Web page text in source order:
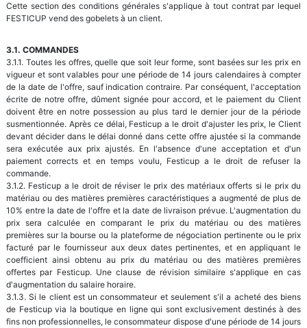
Cette section des conditions générales s'applique à tout contrat par lequel
FESTICUP vend des gobelets à un client.
3.1. COMMANDES
3.1.1. Toutes les offres, quelle que soit leur forme, sont basées sur les prix en
vigueur et sont valables pour une période de 14 jours calendaires à compter
de la date de l'offre, sauf indication contraire. Par conséquent, l'acceptation
écrite de notre offre, dûment signée pour accord, et le paiement du Client
doivent être en notre possession au plus tard le dernier jour de la période
susmentionnée. Après ce délai, Festicup a le droit d'ajuster les prix, le Client
devant décider dans le délai donné dans cette offre ajustée si la commande
sera exécutée aux prix ajustés. En l'absence d'une acceptation et d'un
paiement corrects et en temps voulu, Festicup a le droit de refuser la
commande.
3.1.2. Festicup a le droit de réviser le prix des matériaux offerts si le prix du
matériau ou des matières premières caractéristiques a augmenté de plus de
10% entre la date de l'offre et la date de livraison prévue. L'augmentation du
prix sera calculée en comparant le prix du matériau ou des matières
premières sur la bourse ou la plateforme de négociation pertinente ou le prix
facturé par le fournisseur aux deux dates pertinentes, et en appliquant le
coefficient ainsi obtenu au prix du matériau ou des matières premières
offertes par Festicup. Une clause de révision similaire s'applique en cas
d'augmentation du salaire horaire.
3.1.3. Si le client est un consommateur et seulement s'il a acheté des biens
de Festicup via la boutique en ligne qui sont exclusivement destinés à des
fins non professionnelles, le consommateur dispose d'une période de 14 jours